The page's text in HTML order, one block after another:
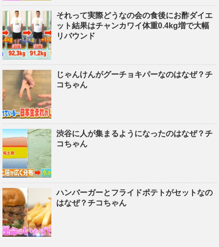
それって実際どうなの会の食後にお酢ダイエ
ット結果はチャンカワイ体重0.4kg増で大幅
リバウンド
じゃんけんがグーチョキパーなのはなぜ？チ
コちゃん
渋谷に人が集まるようになったのはなぜ？チ
コちゃん
ハンバーガーとフライドポテトがセットなの
はなぜ？チコちゃん